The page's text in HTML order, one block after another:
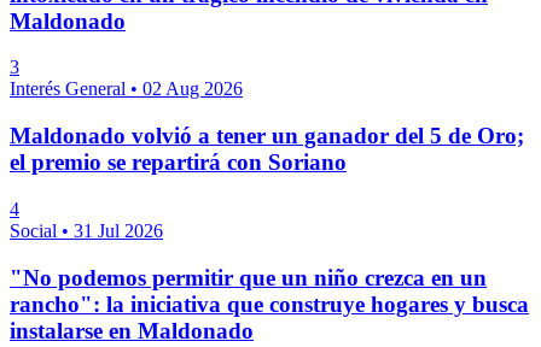
Maldonado
3
Interés General • 02 Aug 2026
Maldonado volvió a tener un ganador del 5 de Oro;
el premio se repartirá con Soriano
4
Social • 31 Jul 2026
"No podemos permitir que un niño crezca en un
rancho": la iniciativa que construye hogares y busca
instalarse en Maldonado